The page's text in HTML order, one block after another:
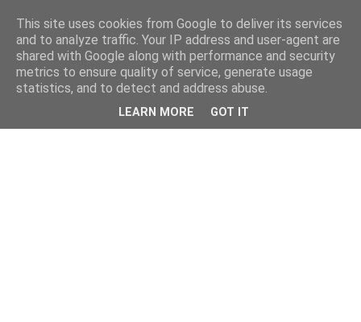
This site uses cookies from Google to deliver its services
and to analyze traffic. Your IP address and user-agent are
shared with Google along with performance and security
metrics to ensure quality of service, generate usage
statistics, and to detect and address abuse.
LEARN MORE GOT IT